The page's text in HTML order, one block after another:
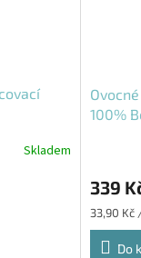
Skladem
100%
339
Měrná
cena:
33,90 Kč
Do